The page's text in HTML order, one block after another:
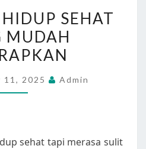
POLA
HIDUP
SEHAT
MUDAH
SEHAT
MUDAH
11, 2025 Admin
sehat tapi merasa sulit